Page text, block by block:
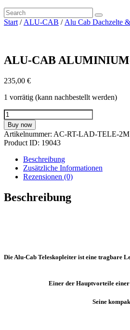
Start / ALU-CAB / Alu Cab Dachzelte
ALU-CAB
235,00 €
1 vorrätig (kann nachbestellt werden)
ALU-
CAB
ALUMINIUM-
TELESKOPLEITER
FÜR
DACHZELT
METER
TASCHE
Menge
Buy now
Artikelnummer: AC-RT-LAD-TELE-2M
Product ID: 19043
Beschreibung
Zusätzliche Informationen
Rezensionen (0)
Beschreibung
Die Alu-Cab Teleskopleiter ist eine tragbare
Einer der Hauptvorteile einer
Seine